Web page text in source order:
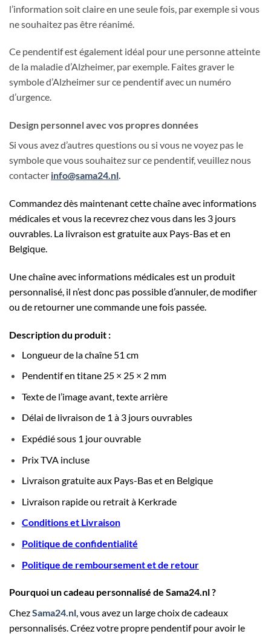
l’information soit claire en une seule fois, par exemple si vous
ne souhaitez pas être réanimé.
Ce pendentif est également idéal pour une personne atteinte
de la maladie d’Alzheimer, par exemple. Faites graver le
symbole d’Alzheimer sur ce pendentif avec un numéro
d’urgence.
Design personnel avec vos propres données
Si vous avez d’autres questions ou si vous ne voyez pas le
symbole que vous souhaitez sur ce pendentif, veuillez nous
contacter info@sama24.nl.
Commandez dès maintenant cette chaîne avec informations
médicales et vous la recevrez chez vous dans les 3 jours
ouvrables. La livraison est gratuite aux Pays-Bas et en
Belgique.
Une chaîne avec informations médicales est un produit
personnalisé, il n’est donc pas possible d’annuler, de modifier
ou de retourner une commande une fois passée.
Description du produit :
Longueur de la chaîne 51 cm
Pendentif en titane 25 × 25 × 2 mm
Texte de l’image avant, texte arrière
Délai de livraison de 1 à 3 jours ouvrables
Expédié sous 1 jour ouvrable
Prix TVA incluse
Livraison gratuite aux Pays-Bas et en Belgique
Livraison rapide ou retrait à Kerkrade
Conditions et Livraison
Politique de confidentialité
Politique de remboursement et de retour
Pourquoi un cadeau personnalisé de Sama24.nl ?
ChezSama24.nl, vous avez un large choix de cadeaux
personnalisés. Créez votre propre pendentif pour avoir le